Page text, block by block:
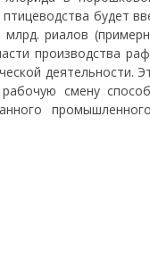
будет
риалов
производства
деятельности.
смену